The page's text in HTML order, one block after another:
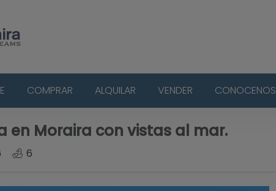
COMPRAR ALQUILAR VENDER CONOCENOS
en Moraira con vistas al mar.
6